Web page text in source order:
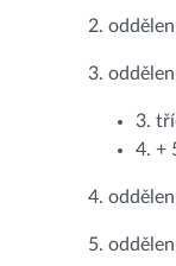
2.
3.
3.
4. +
4.
5.